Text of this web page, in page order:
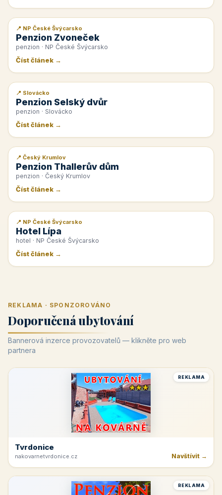
📰 PR článek
📍 NP České Švýcarsko
Penzion Zvoneček
penzion · NP České Švýcarsko
Číst článek →
📰 PR článek
📍 Slovácko
Penzion Selský dvůr
penzion · Slovácko
Číst článek →
📰 PR článek
📍 Český Krumlov
Penzion Thallerův dům
penzion · Český Krumlov
Číst článek →
📰 PR článek
📍 NP České Švýcarsko
Hotel Lípa
hotel · NP České Švýcarsko
Číst článek →
REKLAMA · SPONZOROVÁNO
Doporučená ubytování
Bannerová inzerce provozovatelů — klikněte pro web
partnera
REKLAMA
Tvrdonice
nakovarnetvrdonice.cz Navštívit →
REKLAMA